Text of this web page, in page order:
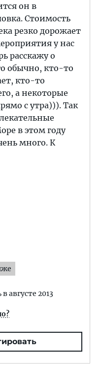
он в
Стоимость
резко дорожает
у нас
расскажу о
обычно, кто-то
кто-то
а некоторые
с утра))). Так
в этом году
много. К
августе 2013